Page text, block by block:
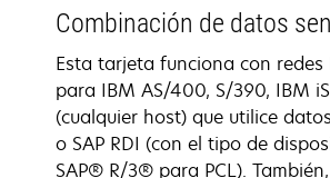
Combinación de datos
Esta tarjeta funciona con redes
para IBM AS/400, S/390, IBM
(cualquier host) que utilice
o SAP RDI (con el tipo de
SAP® R/3® para PCL).